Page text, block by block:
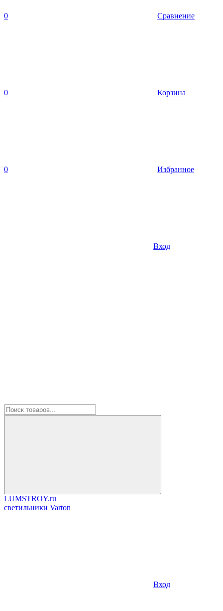
0 Сравнение
0 Корзина
0 Избранное
Вход
LUMSTROY.ru
cветильники Varton
Вход